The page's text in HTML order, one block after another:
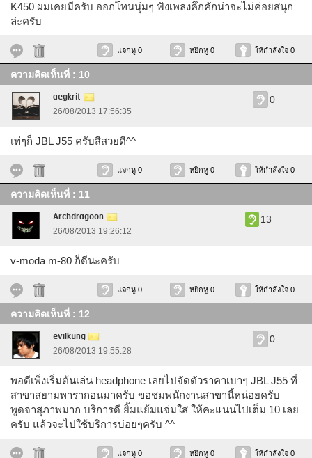
K450 ผมเคยมีครับ ออกโทนนุ่มๆ ฟังเพลงคึกคักน่าจะไม่ค่อยสนุก
ล่ะครับ
แจกหู 0 หยิกหู 0 ให้กำลังใจ 0
ความคิดเห็นที่ : 10
aegkrit
26/08/2013 17:56:35
0
เท่ๆก็ JBL J55 ครับสีสวยดี^^
แจกหู 0 หยิกหู 0 ให้กำลังใจ 0
ความคิดเห็นที่ : 11
Archdragoon
26/08/2013 19:26:12
13
v-moda m-80 ก็ดีนะครับ
แจกหู 0 หยิกหู 0 ให้กำลังใจ 0
ความคิดเห็นที่ : 12
evilkung
26/08/2013 19:55:28
0
พอดีเพิ่งเริ่มต้นเล่น headphone เลยไปจัดตัวราคาเบาๆ JBL J55 ที่
สาขาสยามพารากอนมาครับ ขอชมพนักงานสาขานี้หน่อยครับ
พูดจาสุภาพมาก บริการดี ยิ้มแย้มแจ่มใส ให้คะแนนไปเต็ม 10 เลย
ครับ แล้วจะไปใช้บริการบ่อยๆครับ ^^
แจกหู 0 หยิกหู 0 ให้กำลังใจ 0